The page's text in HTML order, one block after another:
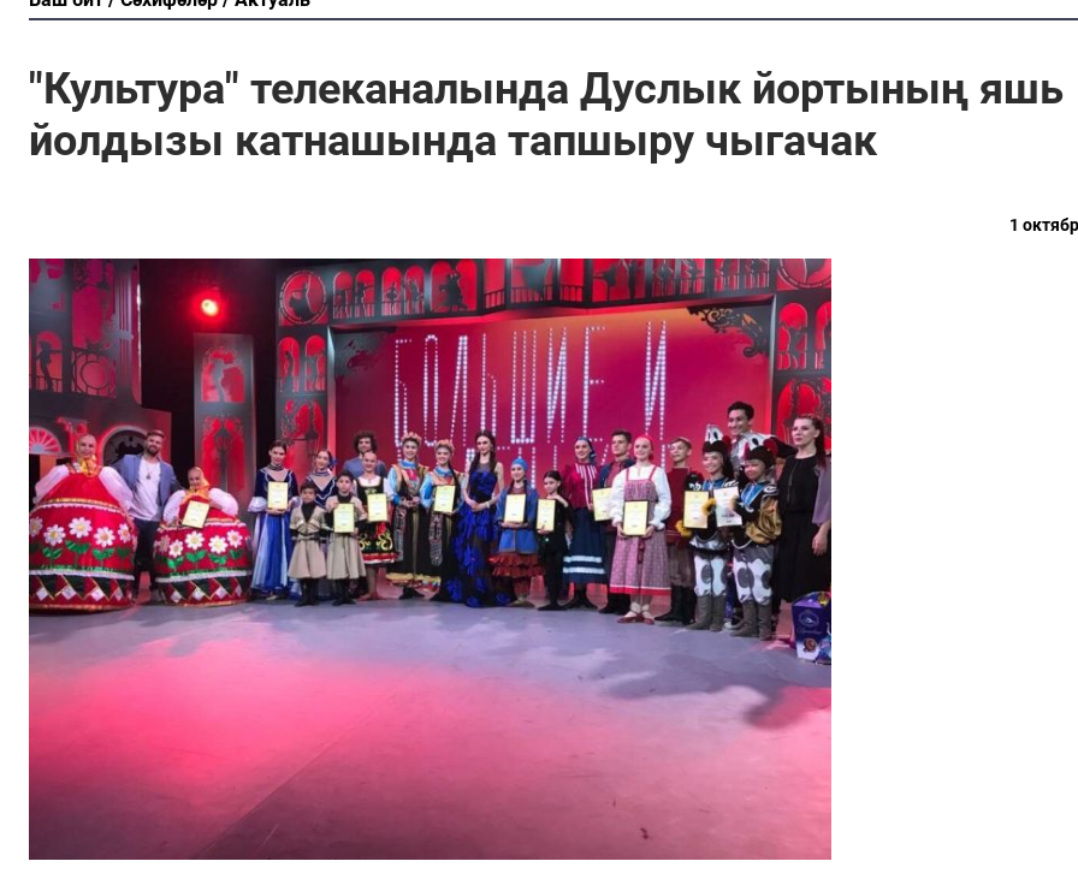
"Культура" телеканалында Дуслык йортының яшь
йолдызы катнашында тапшыру чыгачак
1